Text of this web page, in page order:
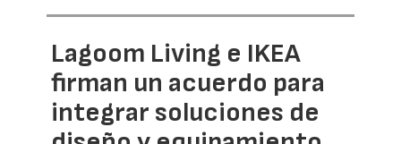
Lagoom Living e IKEA
firman un acuerdo para
integrar soluciones de